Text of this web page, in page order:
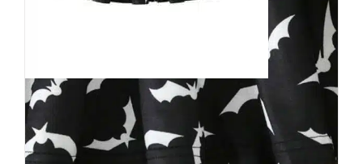
Mad Moonshine Kleid Army of
Bats
29,90€